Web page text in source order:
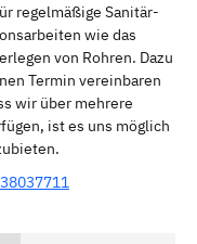
regelmäßige Sanitär-
wie das
von Rohren. Dazu
Termin vereinbaren
wir über mehrere
ist es uns möglich